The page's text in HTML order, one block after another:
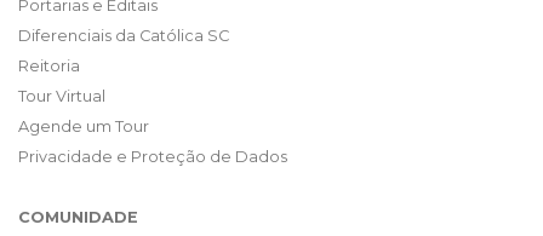
Portarias e Editais
Diferenciais da Católica SC
Reitoria
Tour Virtual
Agende um Tour
Privacidade e Proteção de Dados
COMUNIDADE